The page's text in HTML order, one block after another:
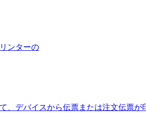
ンターの
デバイスから伝票または注文伝票が